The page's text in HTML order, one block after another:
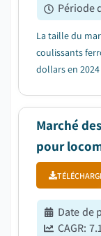
Période
La taille du
coulissants
dollars en
Marché
pour
Date de
CAGR: